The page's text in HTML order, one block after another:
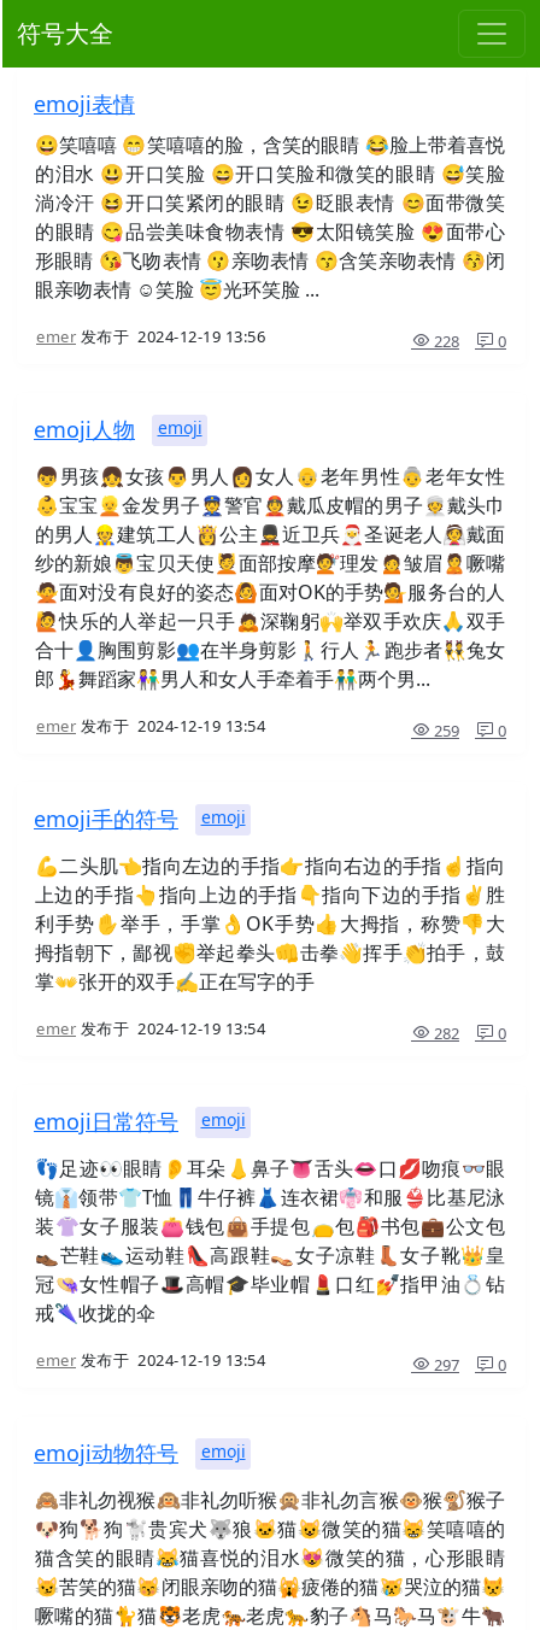
符号大全
emoji表情
😀笑嘻嘻 😁笑嘻嘻的脸，含笑的眼睛 😂脸上带着喜悦
的泪水 😃开口笑脸 😄开口笑脸和微笑的眼睛 😅笑脸
淌冷汗 😆开口笑紧闭的眼睛 😉眨眼表情 😊面带微笑
的眼睛 😋品尝美味食物表情 😎太阳镜笑脸 😍面带心
形眼睛 😘飞吻表情 😗亲吻表情 😙含笑亲吻表情 😚闭
眼亲吻表情 ☺笑脸 😇光环笑脸 ...
emer 发布于 2024-12-19 13:56 228 0
emoji人物 emoji
👦男孩👧女孩👨男人👩女人👴老年男性👵老年女性
👶宝宝👱金发男子👮警官👲戴瓜皮帽的男子👳戴头巾
的男人👷建筑工人👸公主💂近卫兵🎅圣诞老人👰戴面
纱的新娘👼宝贝天使💆面部按摩💇理发🙍皱眉🙎噘嘴
🙅面对没有良好的姿态🙆面对OK的手势💁服务台的人
🙋快乐的人举起一只手🙇深鞠躬🙌举双手欢庆🙏双手
合十👤胸围剪影👥在半身剪影🚶行人🏃跑步者👯兔女
郎💃舞蹈家👫男人和女人手牵着手👬两个男...
emer 发布于 2024-12-19 13:54 259 0
emoji手的符号 emoji
💪二头肌👈指向左边的手指👉指向右边的手指☝指向
上边的手指👆指向上边的手指👇指向下边的手指✌胜
利手势✋举手，手掌👌OK手势👍大拇指，称赞👎大
拇指朝下，鄙视✊举起拳头👊击拳👋挥手👏拍手，鼓
掌👐张开的双手✍正在写字的手
emer 发布于 2024-12-19 13:54 282 0
emoji日常符号 emoji
👣足迹👀眼睛👂耳朵👃鼻子👅舌头👄口💋吻痕👓眼
镜👔领带👕T恤👖牛仔裤👗连衣裙👘和服👙比基尼泳
装👚女子服装👛钱包👜手提包👝包🎒书包💼公文包
👞芒鞋👟运动鞋👠高跟鞋👡女子凉鞋👢女子靴👑皇
冠👒女性帽子🎩高帽🎓毕业帽💄口红💅指甲油💍钻
戒🌂收拢的伞
emer 发布于 2024-12-19 13:54 297 0
emoji动物符号 emoji
🙈非礼勿视猴🙉非礼勿听猴🙊非礼勿言猴🐵猴🐒猴子
🐶狗🐕狗🐩贵宾犬🐺狼🐱猫😺微笑的猫😸笑嘻嘻的
猫含笑的眼睛😹猫喜悦的泪水😻微笑的猫，心形眼睛
😼苦笑的猫😽闭眼亲吻的猫🙀疲倦的猫😿哭泣的猫😾
噘嘴的猫🐈猫🐯老虎🐅老虎🐆豹子🐴马🐎马🐮牛🐂